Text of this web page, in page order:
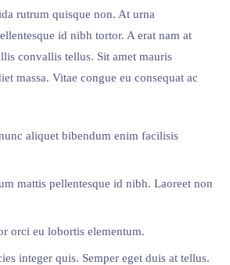
rutrum quisque non. At urna
id nibh tortor. A erat nam at
convallis tellus. Sit amet mauris
massa. Vitae congue eu consequat ac
aliquet bibendum enim facilisis
mattis pellentesque id nibh. Laoreet non
orci eu lobortis elementum.
integer quis. Semper eget duis at tellus.